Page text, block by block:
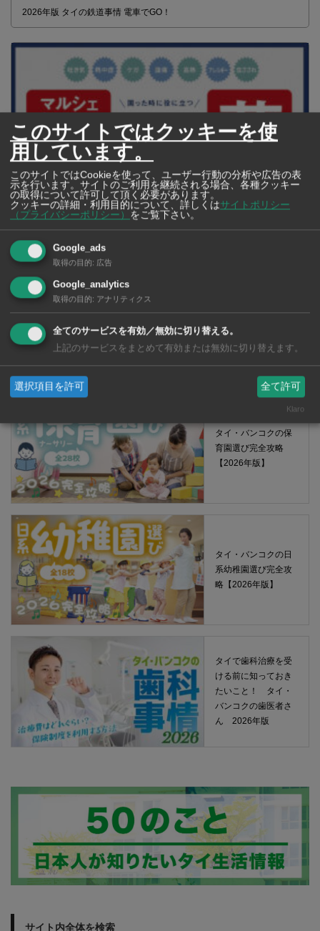
2026年版 タイの鉄道事情 電車でGO！
2026年版
ブンイレブン）で買
える薬 2026年版
タイ・バンコクの保
育園選び完全攻略
【2026年版】
タイ・バンコクの日
系幼稚園選び完全攻
略【2026年版】
タイで歯科治療を受
ける前に知っておき
たいこと！ タイ・
バンコクの歯医者さ
ん 2026年版
サイト内全体を検索
このサイトではクッキーを使
用しています。
このサイトではCookieを使って、ユーザー行動の分析や広告の表
示を行います。サイトのご利用を継続される場合、各種クッキー
の取得について許可して頂く必要があります。
クッキーの詳細・利用目的について、詳しくはサイトポリシー
（プライバシーポリシー）
をご覧下さい。
Google_ads
取得の目的: 広告
Google_analytics
取得の目的: アナリティクス
全てのサービスを有効／無効に切り替える。
上記のサービスをまとめて有効または無効に切り替えます。
選択項目を許可 全て許可
Klaro